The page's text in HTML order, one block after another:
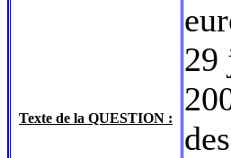
Texte de la QUESTION :
29